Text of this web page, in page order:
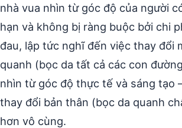
nhà vua nhìn từ góc độ của người
hạn và không bị ràng buộc bởi chi
đau, lập tức nghĩ đến việc thay đổi
quanh (bọc da tất cả các con
nhìn từ góc độ thực tế và sáng tạo
thay đổi bản thân (bọc da quanh
hơn vô cùng.